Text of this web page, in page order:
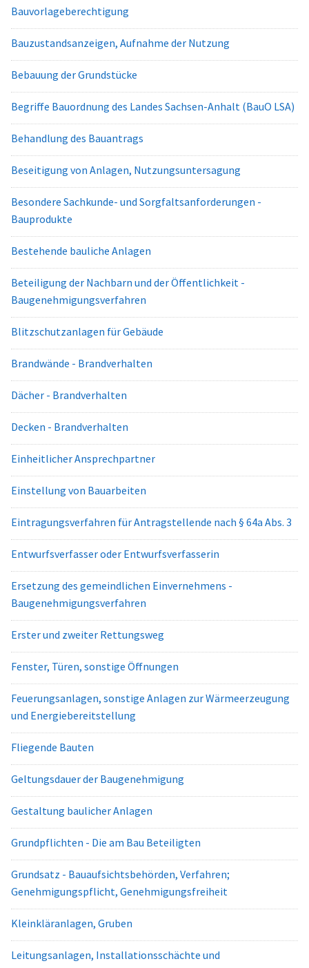
Bauvorlageberechtigung
Bauzustandsanzeigen, Aufnahme der Nutzung
Bebauung der Grundstücke
Begriffe Bauordnung des Landes Sachsen-Anhalt (BauO LSA)
Behandlung des Bauantrags
Beseitigung von Anlagen, Nutzungsuntersagung
Besondere Sachkunde- und Sorgfaltsanforderungen -
Bauprodukte
Bestehende bauliche Anlagen
Beteiligung der Nachbarn und der Öffentlichkeit -
Baugenehmigungsverfahren
Blitzschutzanlagen für Gebäude
Brandwände - Brandverhalten
Dächer - Brandverhalten
Decken - Brandverhalten
Einheitlicher Ansprechpartner
Einstellung von Bauarbeiten
Eintragungsverfahren für Antragstellende nach § 64a Abs. 3
Entwurfsverfasser oder Entwurfsverfasserin
Ersetzung des gemeindlichen Einvernehmens -
Baugenehmigungsverfahren
Erster und zweiter Rettungsweg
Fenster, Türen, sonstige Öffnungen
Feuerungsanlagen, sonstige Anlagen zur Wärmeerzeugung
und Energiebereitstellung
Fliegende Bauten
Geltungsdauer der Baugenehmigung
Gestaltung baulicher Anlagen
Grundpflichten - Die am Bau Beteiligten
Grundsatz - Bauaufsichtsbehörden, Verfahren;
Genehmigungspflicht, Genehmigungsfreiheit
Kleinkläranlagen, Gruben
Leitungsanlagen, Installationsschächte und